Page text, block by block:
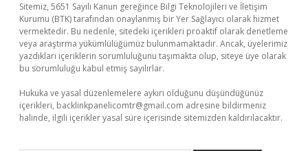
Sitemiz, 5651 Sayılı Kanun gereğince Bilgi Teknolojileri ve İletişim
Kurumu (BTK) tarafından onaylanmış bir Yer Sağlayıcı olarak hizmet
vermektedir. Bu nedenle, sitedeki içerikleri proaktif olarak denetleme
veya araştırma yükümlülüğümüz bulunmamaktadır. Ancak, üyelerimiz
yazdıkları içeriklerin sorumluluğunu taşımakta olup, siteye üye olarak
bu sorumluluğu kabul etmiş sayılırlar.
Hukuka ve yasal düzenlemelere aykırı olduğunu düşündüğünüz
içerikleri, backlinkpanelicomtr@gmail.com adresine bildirmeniz
halinde, ilgili içerikler yasal süre içerisinde sitemizden kaldırılacaktır.